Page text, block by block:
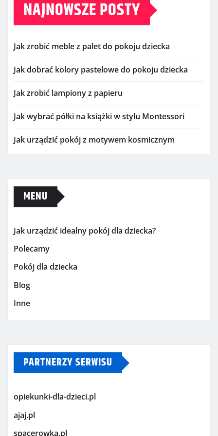
NAJNOWSZE POSTY
Jak zrobić meble z palet do pokoju dziecka
Jak dobrać kolory pastelowe do pokoju dziecka
Jak zrobić lampiony z papieru
Jak wybrać półki na książki w stylu Montessori
Jak urządzić pokój z motywem kosmicznym
MENU
Jak urządzić idealny pokój dla dziecka?
Polecamy
Pokój dla dziecka
Blog
Inne
PARTNERZY SERWISU
opiekunki-dla-dzieci.pl
ajaj.pl
spacerowka.pl